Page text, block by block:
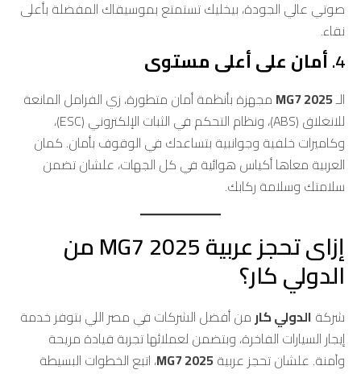
صوتي عالي الجودة، بيخليك تستمتع بموسيقاك المفضلة بأعلى
نقاء.
4. أمان على أعلى مستوى
الـMG7 2025 مجهزة بأنظمة أمان متطورة، زي الفرامل المانعة
للانغلاق (ABS)، ونظام التحكم في الثبات الإلكتروني (ESC)،
وكاميرات خلفية وجوانبية بتساعدك في الوقوف بأمان. كمان
العربية معاها أكياس هوائية في كل الجهات، علشان تضمن
سلامتك وسلامة ركابك.
إزاى تحجز عربية MG7 2025 من
الدولي كار؟
شركة الدولي كارمن أفضل الشركات في مصر اللي بتوفر خدمة
إيجار السيارات الفاخرة، وبتضمن لعملائها تجربة قيادة مريحة
وآمنة. علشان تحجز عربيةMG7 2025، اتبع الخطوات البسيطة